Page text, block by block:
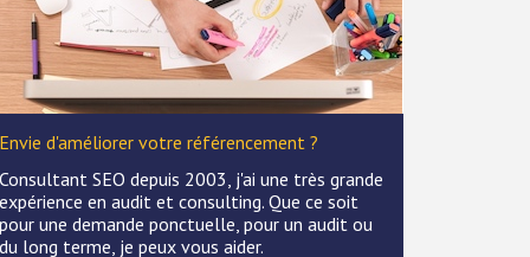
Envie d'améliorer votre référencement ?
Consultant SEO depuis 2003, j'ai une très grande
expérience en audit et consulting. Que ce soit
pour une demande ponctuelle, pour un audit ou
du long terme, je peux vous aider.